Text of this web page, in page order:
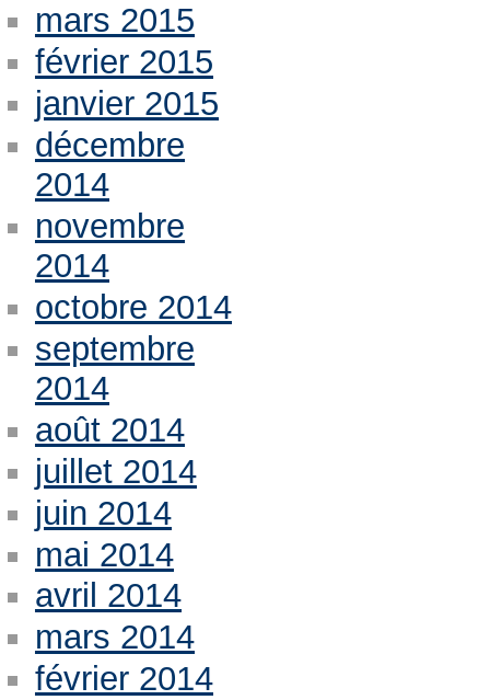
mars 2015
février 2015
janvier 2015
décembre
2014
novembre
2014
octobre 2014
septembre
2014
août 2014
juillet 2014
juin 2014
mai 2014
avril 2014
mars 2014
février 2014